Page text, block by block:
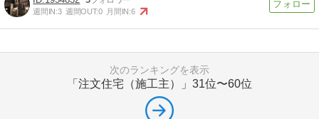
週間IN:3 週間OUT:0 月間IN:6
次のランキングを表示
「注文住宅（施工主）」 31位〜60位